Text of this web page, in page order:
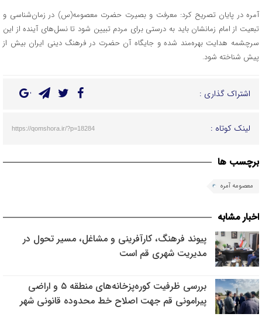
آمره در پایان تصریح کرد: معرفت و بصیرت حضرت معصومه(س) در زمان‌شناسی و
تبعیت از امام زمانشان باید به درستی برای مردم تبیین شود تا نسل‌های آینده از این
سرچشمه هدایت بهره‌مند شده و جایگاه آن حضرت در فرهنگ دینی ایران بیش از
پیش شناخته شود.
اشتراک گذاری :
لینک کوتاه : https://qomshora.ir/?p=18284
برچسب ها
معصومه آمره
اخبار مشابه
پیوند فرهنگ، کارآفرینی و مشاغل، مسیر تحول در
مدیریت شهری قم است
بررسی ظرفیت کوره‌پزخانه‌های منطقه ۵ و اراضی
پیرامونی قم جهت اصلاح خط محدوده قانونی شهر